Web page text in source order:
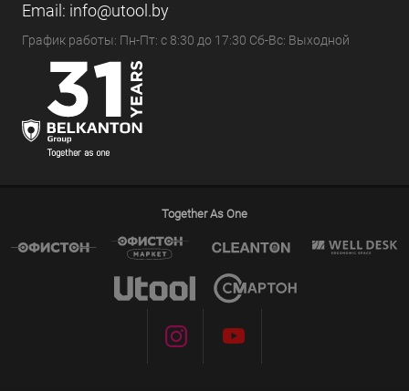
Email: info@utool.by
График работы: Пн-Пт: с 8:30 до 17:30 Сб-Вс: Выходной
Together As One